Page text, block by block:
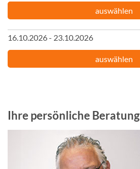
auswählen
16.10.2026 - 23.10.2026
auswählen
Ihre persönliche Beratung